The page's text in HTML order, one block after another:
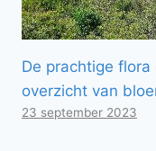
De prachtige flora
overzicht van
23 september 2023